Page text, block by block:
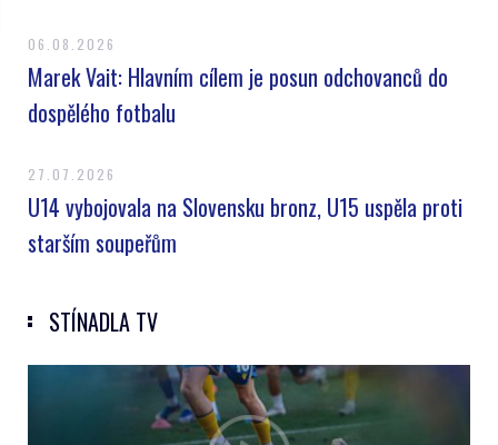
06.08.2026
Marek Vait: Hlavním cílem je posun odchovanců do
dospělého fotbalu
27.07.2026
U14 vybojovala na Slovensku bronz, U15 uspěla proti
starším soupeřům
STÍNADLA TV